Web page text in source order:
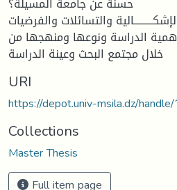
والتسائلات والفرضيات
الدراسة ونوعها ومنهجها من
خلال مجتمع البحث وعينة الدراسة
URI
https://depot.univ-msila.dz/
Collections
Master Thesis
Full item page